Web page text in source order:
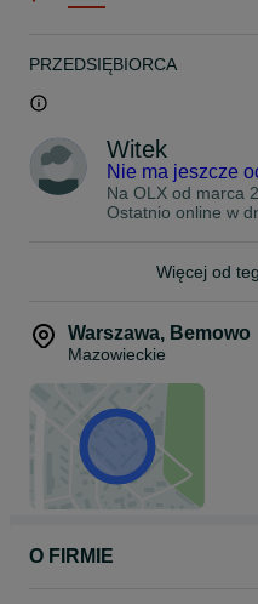
PRZEDSIĘBIORCA
Witek
Nie ma jeszcze
Na OLX od marca
Ostatnio online w
Więcej od
Warszawa, Bemowo
Mazowieckie
O FIRMIE